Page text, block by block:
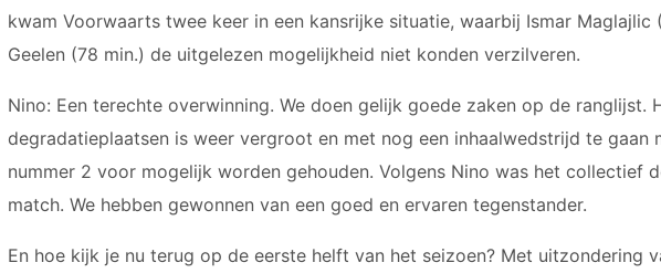
kwam Voorwaarts twee keer in een kansrijke situatie, waarbij Ismar Maglajlic
Geelen (78 min.) de uitgelezen mogelijkheid niet konden verzilveren.
Nino: Een terechte overwinning. We doen gelijk goede zaken op de ranglijst.
degradatieplaatsen is weer vergroot en met nog een inhaalwedstrijd te gaan
nummer 2 voor mogelijk worden gehouden. Volgens Nino was het collectief
match. We hebben gewonnen van een goed en ervaren tegenstander.
En hoe kijk je nu terug op de eerste helft van het seizoen? Met uitzondering